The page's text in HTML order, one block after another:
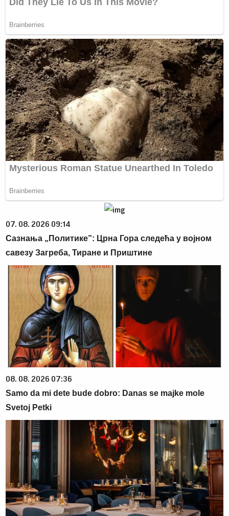
07. 08. 2026 09:14
Сазнања „Политике”: Црна Гора следећа у војном
савезу Загреба, Тиране и Приштине
08. 08. 2026 07:36
Samo da mi dete bude dobro: Danas se majke mole
Svetoj Petki